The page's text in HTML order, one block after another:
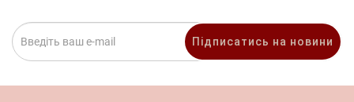
Підписатись на новини